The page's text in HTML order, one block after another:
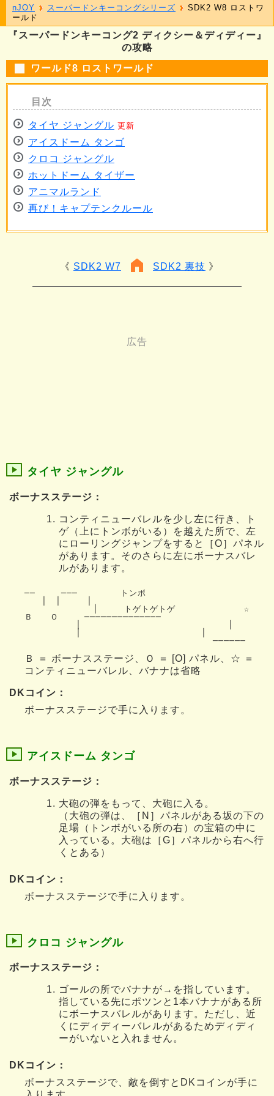
『スーパードンキーコング2 ディクシー＆ディディー』
の攻略
ワールド8 ロストワールド
タイヤ ジャングル 更新
アイスドーム タンゴ
クロコ ジャングル
ホットドーム タイザー
アニマルランド
再び！キャプテンクルール
SDK2 W7 SDK2 裏技
タイヤ ジャングル
ボーナスステージ：
コンティニューバレルを少し左に行き、ト
ゲ（上にトンボがいる）を越えた所で、左
にローリングジャンプをすると［O］パネル
があります。そのさらに左にボーナスバレ
ルがあります。
──　　　───　　　　　トンボ
│　　　トゲトゲトゲ　　　　　　　　☆
Ｂ　　Ｏ　　　──────────────
Ｂ ＝ ボーナスステージ、Ｏ ＝ [O] パネル、☆ ＝
コンティニューバレル、バナナは省略
DKコイン：
ボーナスステージで手に入ります。
アイスドーム タンゴ
ボーナスステージ：
大砲の弾をもって、大砲に入る。
（大砲の弾は、［N］パネルがある坂の下の
足場（トンボがいる所の右）の宝箱の中に
入っている。大砲は［G］パネルから右へ行
くとある）
DKコイン：
ボーナスステージで手に入ります。
クロコ ジャングル
ボーナスステージ：
ゴールの所でバナナが→を指しています。
指している先にポツンと1本バナナがある所
にボーナスバレルがあります。ただし、近
くにディディーバレルがあるためディディ
ーがいないと入れません。
DKコイン：
ボーナスステージで、敵を倒すとDKコインが手に
nJOY スーパードンキーコングシリーズ
SDK2 W8 ロストワ
ールド